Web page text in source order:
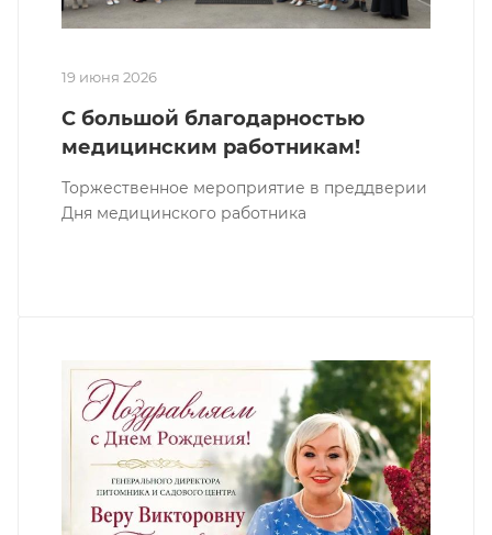
19 июня 2026
С большой благодарностью
медицинским работникам!
Торжественное мероприятие в преддверии
Дня медицинского работника